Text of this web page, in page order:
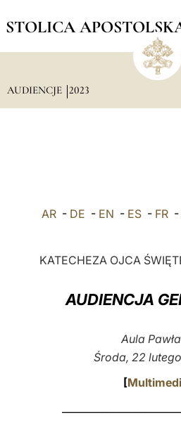
STOLICA
AUDIENCJE 2023
AR- DE - EN - ES- FR-
KATECHEZA OJCA
AUDIENCJA
Aula
Środa, 22
[